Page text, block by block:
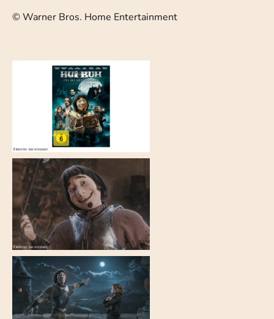
© Warner Bros. Home Entertainment